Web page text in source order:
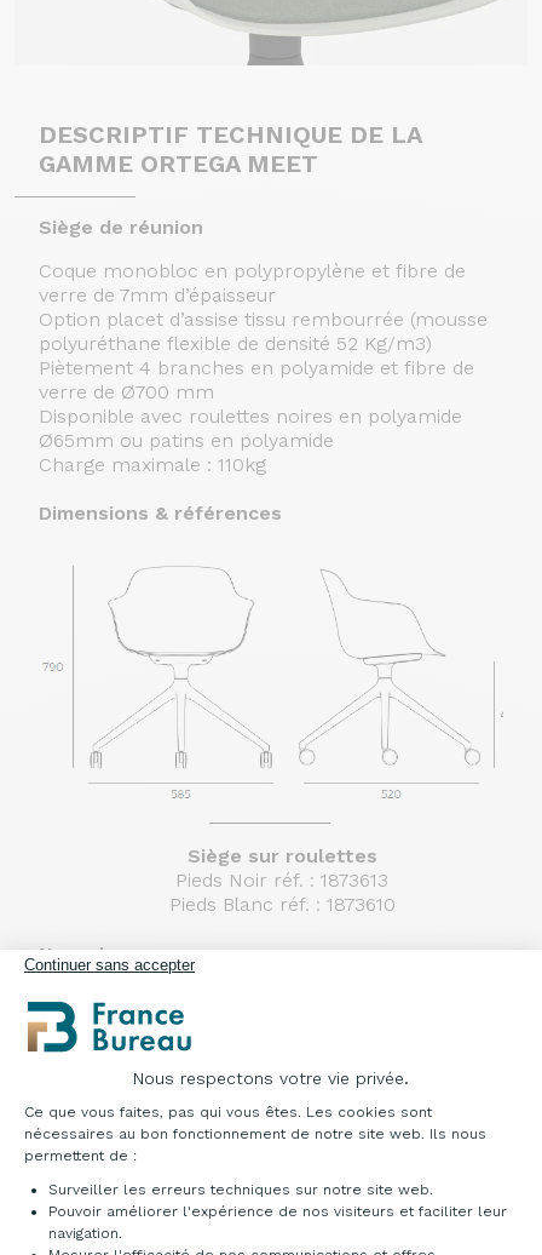
Continuer sans accepter
Nous respectons votre vie privée.
Plateforme de Gestion du Consentement :
Ce que vous faites, pas qui vous êtes. Les cookies sont
nécessaires au bon fonctionnement de notre site web. Ils nous
permettent de :
Surveiller les erreurs techniques sur notre site web.
Pouvoir améliorer l'expérience de nos visiteurs et faciliter leur
navigation.
DESCRIPTIF TECHNIQUE DE LA
GAMME ORTEGA MEET
Siège de réunion
Coque monobloc en polypropylène et fibre de
verre de 7mm d’épaisseur
Option placet d’assise tissu rembourrée (mousse
polyuréthane flexible de densité 52 Kg/m3)
Piètement 4 branches en polyamide et fibre de
verre de Ø700 mm
Disponible avec roulettes noires en polyamide
Ø65mm ou patins en polyamide
Charge maximale : 110kg
Dimensions & références
Siège sur roulettes
Pieds Noir réf. : 1873613
Pieds Blanc réf. : 1873610
Nuancier
Polypropylène
29
54
23